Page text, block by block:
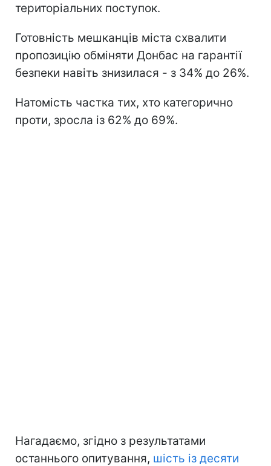
територіальних поступок.
Готовність мешканців міста схвалити
пропозицію обміняти Донбас на гарантії
безпеки навіть знизилася - з 34% до 26%.
Натомість частка тих, хто категорично
проти, зросла із 62% до 69%.
Нагадаємо, згідно з результатами
останнього опитування, шість із десяти